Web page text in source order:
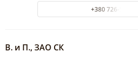
+380 726-54-55
В. и П., ЗАО СК